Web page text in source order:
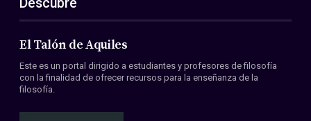
ES
EN
Acerca de nosotros
Miembros
Convenios
El Talón de Aquiles
Este es un portal dirigido a estudiantes y profesores de filosofía
con la finalidad de ofrecer recursos para la enseñanza de la
filosofía.